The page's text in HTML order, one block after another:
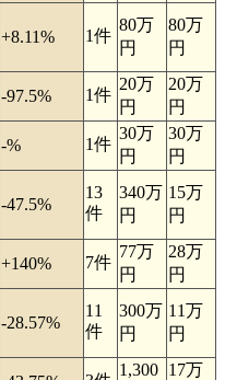
+8.11% 1件
80万
円
80万
円
-97.5% 1件
20万
円
20万
円
-% 1件
30万
円
30万
円
-47.5%
13
件
340万
円
15万
円
+140% 7件
77万
円
28万
円
-28.57%
11
件
300万
円
11万
円
1,300 17万